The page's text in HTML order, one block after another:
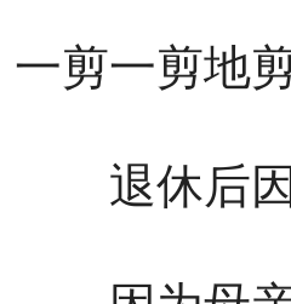
一剪一剪地
退休后因